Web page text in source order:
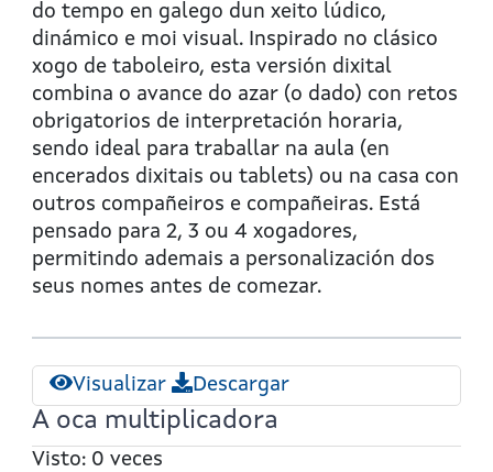
reloxo
do tempo en galego dun xeito lúdico,
dinámico e moi visual. Inspirado no clásico
xogo de taboleiro, esta versión dixital
combina o avance do azar (o dado) con retos
obrigatorios de interpretación horaria,
sendo ideal para traballar na aula (en
encerados dixitais ou tablets) ou na casa con
outros compañeiros e compañeiras. Está
pensado para 2, 3 ou 4 xogadores,
permitindo ademais a personalización dos
seus nomes antes de comezar.
Visualizar Descargar
A oca multiplicadora
Visto: 0 veces